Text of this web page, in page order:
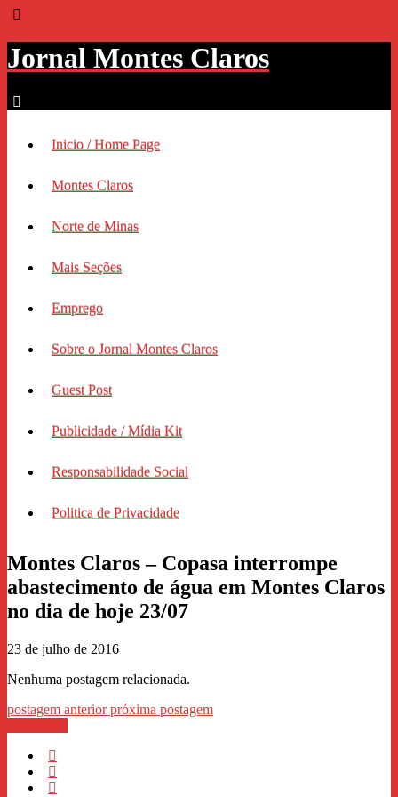
Jornal Montes Claros
Inicio / Home Page
Montes Claros
Norte de Minas
Mais Seções
Emprego
Sobre o Jornal Montes Claros
Guest Post
Publicidade / Mídia Kit
Responsabilidade Social
Politica de Privacidade
Montes Claros – Copasa interrompe
abastecimento de água em Montes Claros
no dia de hoje 23/07
23 de julho de 2016
Nenhuma postagem relacionada.
postagem anteriorpróxima postagem